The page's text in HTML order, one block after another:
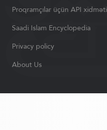
Proqramçılar üçün API xidməti
Saadi Islam Encyclopedia
Privacy policy
About Us